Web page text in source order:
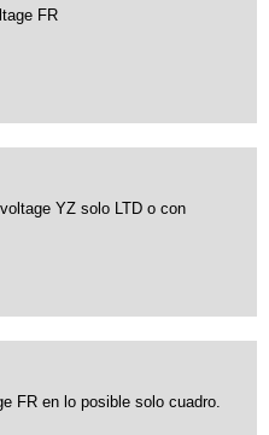
FR
YZ solo LTD o con
FR en lo posible solo cuadro.